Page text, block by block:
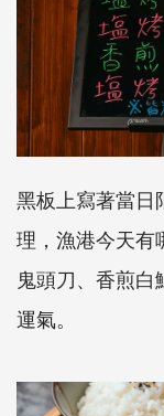
黑板上寫著當日
理，漁港今天有
鬼頭刀、香煎
運氣。